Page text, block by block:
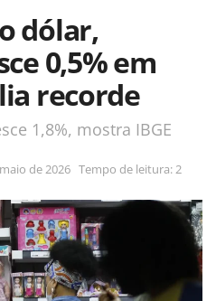
dólar,
0,5% em
recorde
1,8%, mostra IBGE
de 2026 Tempo de leitura: 2